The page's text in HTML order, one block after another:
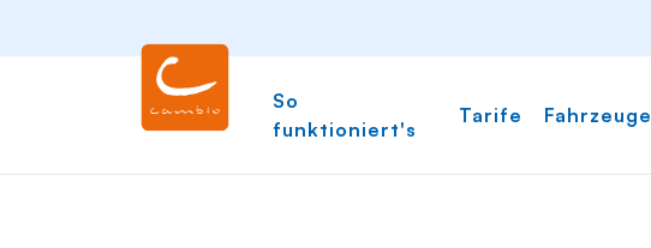
So
funktioniert's
Tarife Fahrzeuge